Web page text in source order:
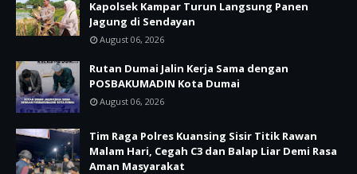
Kapolsek Kampar Turun Langsung Panen
Jagung di Sendayan
August 06, 2026
Rutan Dumai Jalin Kerja Sama dengan
POSBAKUMADIN Kota Dumai
August 06, 2026
Tim Raga Polres Kuansing Sisir Titik Rawan
Malam Hari, Cegah C3 dan Balap Liar Demi Rasa
Aman Masyarakat